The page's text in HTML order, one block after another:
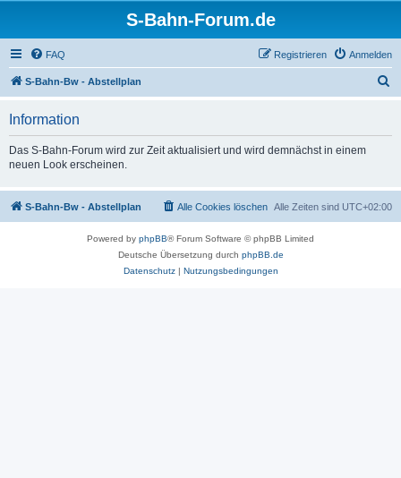
S-Bahn-Forum.de
FAQ Anmelden
Registrieren
S-Bahn-Bw - Abstellplan
Information
Das S-Bahn-Forum wird zur Zeit aktualisiert und wird demnächst in einem
neuen Look erscheinen.
S-Bahn-Bw - Abstellplan Alle Zeiten sind UTC+02:00
Alle Cookies löschen
Powered by phpBB® Forum Software © phpBB Limited
Deutsche Übersetzung durch phpBB.de
Datenschutz| Nutzungsbedingungen